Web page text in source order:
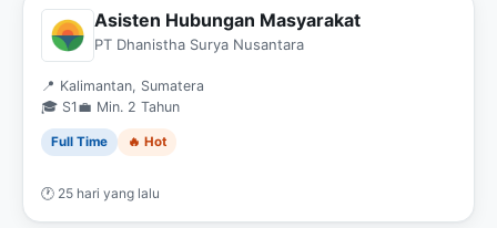
Asisten Hubungan Masyarakat
PT Dhanistha Surya Nusantara
📍 Kalimantan, Sumatera
🎓 S1 💼 Min. 2 Tahun
Full Time 🔥 Hot
🕐 25 hari yang lalu